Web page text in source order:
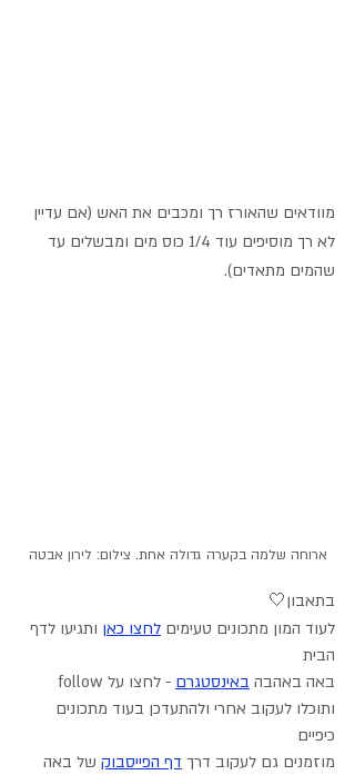
מוודאים שהאורז רך ומכבים את האש (אם עדיין
לא רך מוסיפים עוד 1/4 כוס מים ומבשלים עד
שהמים מתאדים).
ארוחה שלמה בקערה גדולה אחת. צילום: לירון אבטה
בתאבון🤍
לעוד המון מתכונים טעימים לחצו כאן ותגיעו לדף
הבית
באה באהבה באינסטגרם
ותוכלו לעקוב אחרי ולהתעדכן בעוד מתכונים
כיפיים
מוזמנים גם לעקוב דרך דף הפייסבוק של באה